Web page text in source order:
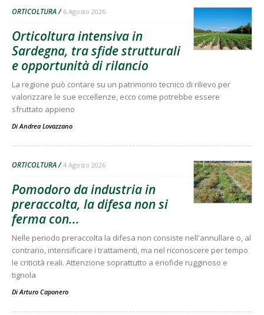
ORTICOLTURA 6 Agosto 2026
Orticoltura intensiva in
Sardegna, tra sfide strutturali
e opportunità di rilancio
La regione può contare su un patrimonio tecnico di rilievo per
valorizzare le sue eccellenze, ecco come potrebbe essere
sfruttato appieno
Di Andrea Lovazzano
ORTICOLTURA 4 Agosto 2026
Pomodoro da industria in
preraccolta, la difesa non si
ferma con...
Nelle periodo preraccolta la difesa non consiste nell'annullare o, al
contrario, intensificare i trattamenti, ma nel riconoscere per tempo
le criticità reali. Attenzione soprattutto a eriofide rugginoso e
tignola
Di Arturo Caponero